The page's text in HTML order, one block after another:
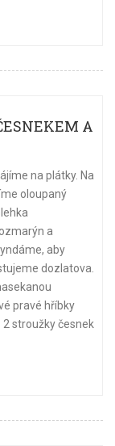
A
na plátky. Na
oloupaný
a
aby
dozlatova.
pravé hříbky
2 stroužky česnek